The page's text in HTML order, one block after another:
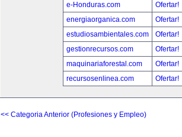
e-Honduras.com
Ofertar!
energiaorganica.com
Ofertar!
estudiosambientales.com
Ofertar!
gestionrecursos.com
Ofertar!
maquinariaforestal.com
Ofertar!
recursosenlinea.com
Ofertar!
<< Categoria Anterior (Profesiones y Empleo)